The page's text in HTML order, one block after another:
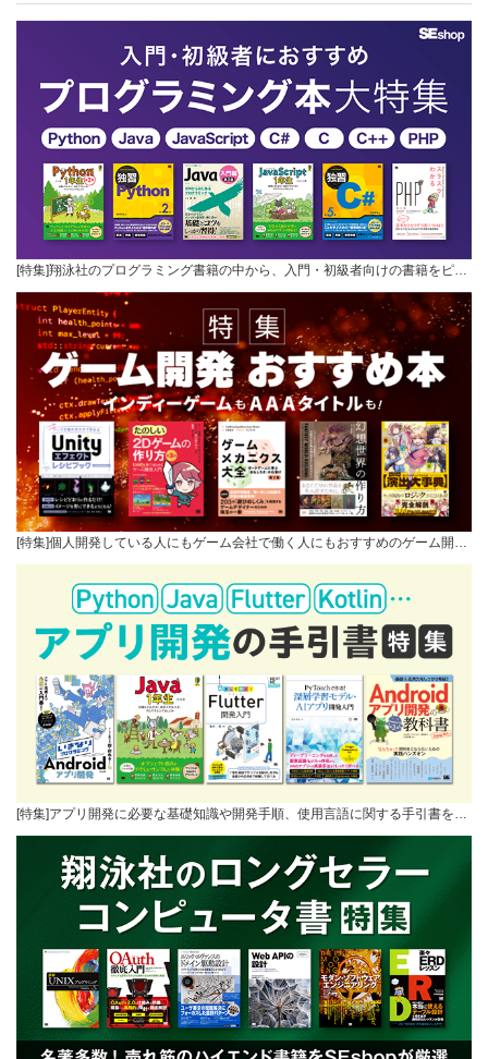
[特集]翔泳社のプログラミング書籍の中から、入門・初級者向けの書籍をピ…
[特集]個人開発している人にもゲーム会社で働く人にもおすすめのゲーム開…
[特集]アプリ開発に必要な基礎知識や開発手順、使用言語に関する手引書を…